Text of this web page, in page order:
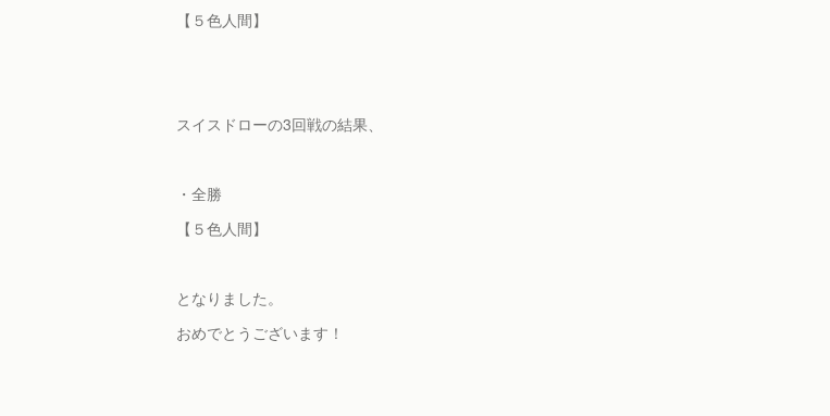
【５色人間】
スイスドローの3回戦の結果、
・全勝
【５色人間】
となりました。
おめでとうございます！